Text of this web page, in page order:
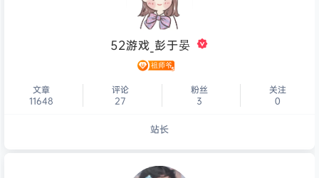
52游戏_彭于晏
文章
11648
评论
27
粉丝
3
关注
0
站长